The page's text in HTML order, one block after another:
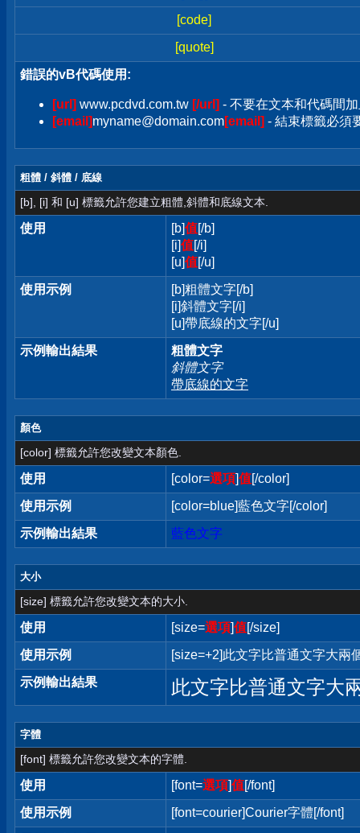
[code]
[quote]
錯誤的vB代碼使用:
[url] www.pcdvd.com.tw [/url] - 不要在文本和代碼間
[email]myname@domain.com[email] - 結束標籤必須
粗體 / 斜體 / 底線
[b], [i] 和 [u] 標籤允許您建立粗體,斜體和底線文本.
使用 [b]值[/b]
[i]值[/i]
[u]值[/u]
使用示例
[b]粗體文字[/b]
[i]斜體文字[/i]
[u]帶底線的文字[/u]
示例輸出結果
粗體文字
斜體文字
帶底線的文字
顏色
[color] 標籤允許您改變文本顏色.
使用 [color=選項]值[/color]
使用示例
[color=blue]藍色文字[/color]
示例輸出結果
藍色文字
大小
[size] 標籤允許您改變文本的大小.
使用 [size=選項]值[/size]
使用示例
[size=+2]此文字比普通文字大兩
示例輸出結果
此文字比普通文字大
字體
[font] 標籤允許您改變文本的字體.
使用 [font=選項]值[/font]
使用示例
[font=courier]Courier字體[/font]